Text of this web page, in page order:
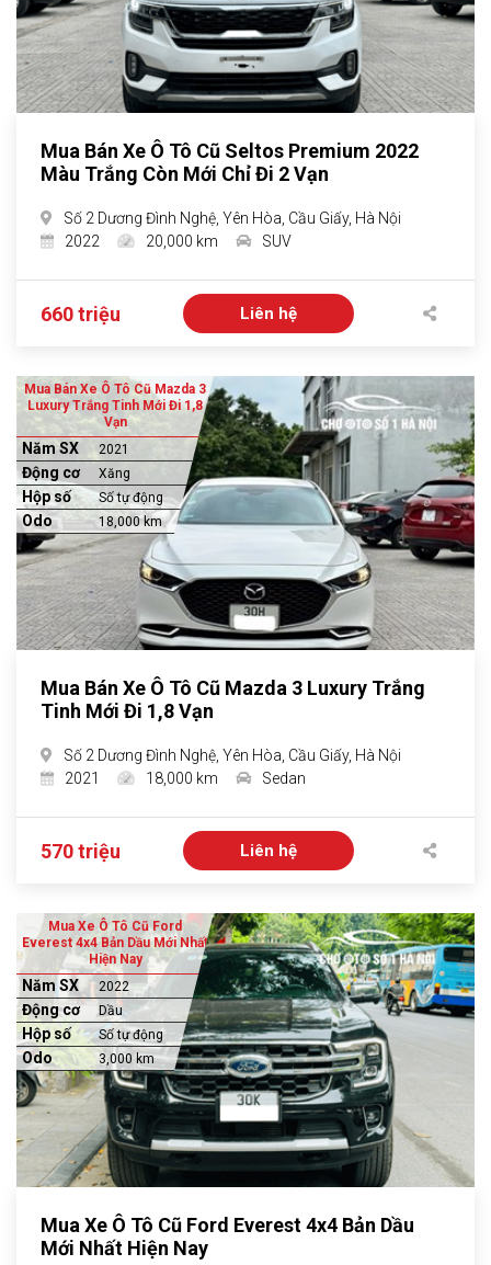
Mua Bán Xe Ô Tô Cũ Seltos Premium 2022
Màu Trắng Còn Mới Chỉ Đi 2 Vạn
Số 2 Dương Đình Nghệ, Yên Hòa, Cầu Giấy, Hà Nội
2022
20,000 km SUV
660 triệu Liên hệ
Mua Bán Xe Ô Tô Cũ Mazda 3
Luxury Trắng Tinh Mới Đi 1,8
Vạn
Năm SX 2021
Động cơ Xăng
Hộp số Số tự động
Odo 18,000 km
Mua Bán Xe Ô Tô Cũ Mazda 3 Luxury Trắng
Tinh Mới Đi 1,8 Vạn
Số 2 Dương Đình Nghệ, Yên Hòa, Cầu Giấy, Hà Nội
2021
18,000 km Sedan
570 triệu Liên hệ
Mua Xe Ô Tô Cũ Ford
Everest 4x4 Bản Dầu Mới Nhất
Hiện Nay
Năm SX 2022
Động cơ Dầu
Hộp số Số tự động
Odo 3,000 km
Mua Xe Ô Tô Cũ Ford Everest 4x4 Bản Dầu
Mới Nhất Hiện Nay